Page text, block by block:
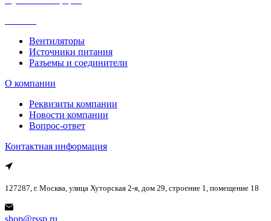
Вентиляторы
Источники питания
Разъемы и соединители
О компании
Реквизиты компании
Новости компании
Вопрос-ответ
Контактная информация
127287, г. Москва, улица Хуторская 2-я, дом 29, строение 1, помещение 18
shop@rssp.ru